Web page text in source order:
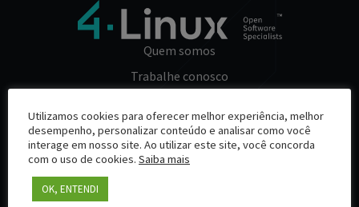
Quem somos
Trabalhe conosco
Consultoria e Suporte
Contato
Não encontrou o que está buscando?
Utilizamos cookies para oferecer melhor experiência, melhor
desempenho, personalizar conteúdo e analisar como você
interage em nosso site. Ao utilizar este site, você concorda
com o uso de cookies. Saiba mais
OK, ENTENDI